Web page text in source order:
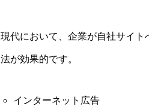
現代において、企業が自社サイ
法が効果的です。
インターネット広告